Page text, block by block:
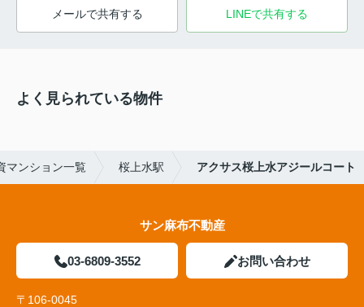
メールで共有する LINEで共有する
よく見られている物件
マンション一覧 桜上水駅 アクサス桜上水アジールコート
サン麻布不動産
03-6809-3552 お問い合わせ
〒106-0045